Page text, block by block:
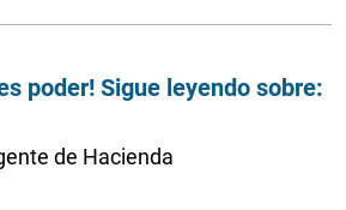
poder! Sigue leyendo sobre:
de Hacienda